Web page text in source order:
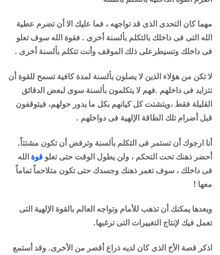
مهما كان التحدى الذى قد تواجهه ، فما عليك الا أن تضرم عطية
الله التى فى داخلك بالتكلم بألسنة أخرى . فقوة الله سوف تعلو
فى داخلك وتسيطرعلى ذلك الموقف وأنت تتكلم بألسنة أخرى .
لا تكن من هؤلاء الذين لا يصلون بألسنة لمدة كافية تسمح للقوة أن
تتزايد فى داخلهم .فهم لا يتكلمون بألسنة سوى لبعض الدقائق
القليلة فقط ،ويتشتت كل كيانهم بكل ما يدور حولهم، فيتوقفون
قبل أضرام تلك الطاقة الإلهية فى دواخلهم .
أنا ارجوك أن تستمر فى التكلم بألسنة وترفض أن تكون مشتتاً.
أحضر ذهنك تحت التحكم ، ولن يطول الوقت حتى تعلو قوة الله
فى داخلك ، سوف تغمر ذهنك وجسدك حتى تكون متلاحماً تماماً
معها !
وبعدها يمكنك أن تذهب للأمام وتواجه العالم بالقوة الإلهية التى
تعمل فيك لإنتاج التغييرات التى ترغبها.
اذكر قصة الأخ الذى كان لديه ذراع أقصر من الأخرى. وقد أستمع